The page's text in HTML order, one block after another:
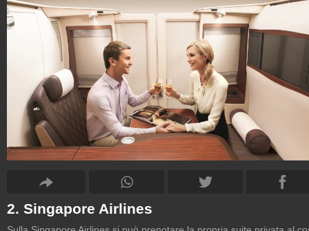
2. Singapore Airlines